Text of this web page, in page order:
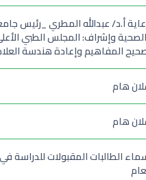
أ.د/ عبدالله المطري _رئيس
وإشراف: المجلس الطبي
المفاهيم وإعادة هندسة
هام
هام
الطالبات المقبولات للدراسة في